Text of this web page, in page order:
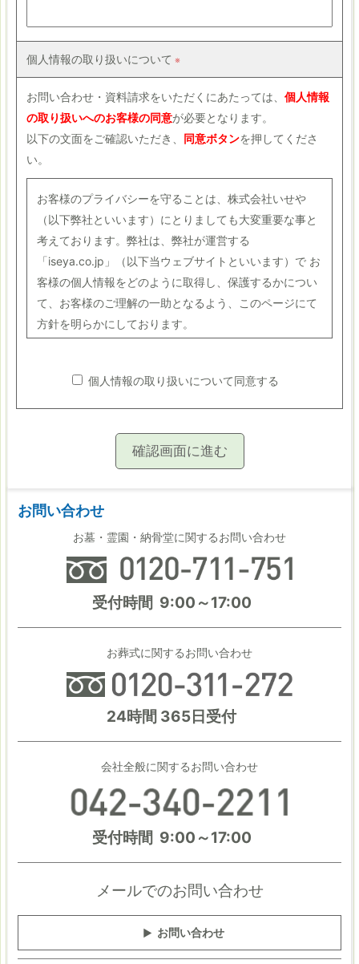
個人情報の取り扱いについて
お問い合わせ・資料請求をいただくにあたっては、 個人情報
の取り扱いへのお客様の同意が必要となります。
以下の文面をご確認いただき、 同意ボタンを押してくださ
い。
お客様のプライバシーを守ることは、株式会社いせや
（以下弊社といいます）にとりましても大変重要な事と
考えております。弊社は、弊社が運営する
「iseya.co.jp」（以下当ウェブサイトといいます）で お
客様の個人情報をどのように取得し、保護するかについ
て、お客様のご理解の一助となるよう、このページにて
方針を明らかにしております。
情報を提供する為、お客様のお名前・住所・年齢・性
別・電話番号・emailアドレスといった個人情報を、お客
様よりご提供いただきます。 また弊社は、お客様のご要
個人情報の利用目的について
お客様の個人情報は、お客様からのお問合せ、資料請求
を安全確実に進めさせて頂くために収集し、利用いたし
ます。お問合せ、資料請求に関しての目的以外に利用す
ることはありません。
個人情報の管理について
弊社は、当ウェブサイトのご利用にあたってお客様から
ご提供いただいたお客様の個人情報を紛失、毀損するこ
とないよう厳重なデータ管理を実施しています。またお
客様の個人情報は弊社の当ウェブサイト管理責任者のみ
外部から改変されることのないよう、厳重なセキュリテ
営にかかる業務、またはお客様の個人情報の利用・管理
等にかかる業務を社外に委託する場合は、当該委託先に
よる個人情報の取り扱いについて厳正に監督・管理いた
お問合せ窓口
個人情報の取り扱いについて同意する
お問い合わせ
お墓・霊園・納骨堂に関するお問い合わせ
受付時間 9:00～17:00
お葬式に関するお問い合わせ
24時間 365日受付
会社全般に関するお問い合わせ
受付時間 9:00～17:00
メールでのお問い合わせ
お問い合わせ